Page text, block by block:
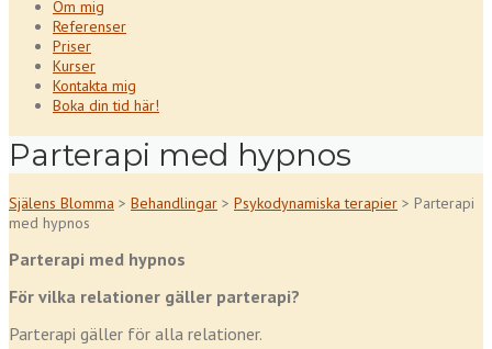
Om mig
Referenser
Priser
Kurser
Kontakta mig
Boka din tid här!
Parterapi med hypnos
Själens Blomma > Behandlingar > Psykodynamiska terapier > Parterapi
med hypnos
Parterapi med hypnos
För vilka relationer gäller parterapi?
Parterapi gäller för alla relationer.